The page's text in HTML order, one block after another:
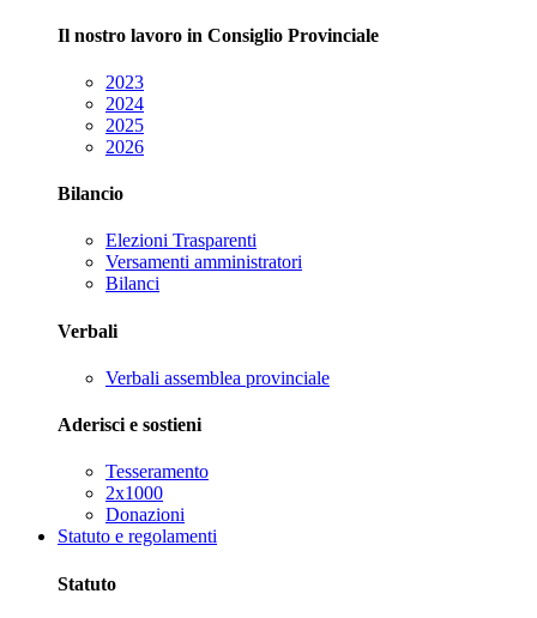
Il nostro lavoro in Consiglio Provinciale
2023
2024
2025
2026
Bilancio
Elezioni Trasparenti
Versamenti amministratori
Bilanci
Verbali
Verbali assemblea provinciale
Aderisci e sostieni
Tesseramento
2x1000
Donazioni
Statuto e regolamenti
Statuto